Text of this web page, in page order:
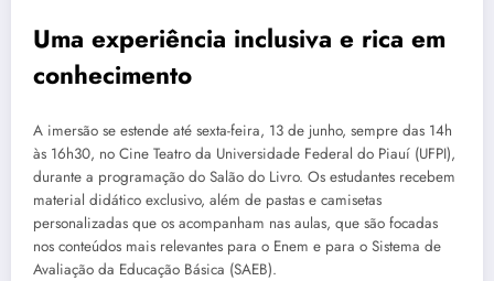
Uma experiência inclusiva e rica em
conhecimento
A imersão se estende até sexta-feira, 13 de junho, sempre das 14h
às 16h30, no Cine Teatro da Universidade Federal do Piauí (UFPI),
durante a programação do Salão do Livro. Os estudantes recebem
material didático exclusivo, além de pastas e camisetas
personalizadas que os acompanham nas aulas, que são focadas
nos conteúdos mais relevantes para o Enem e para o Sistema de
Avaliação da Educação Básica (SAEB).